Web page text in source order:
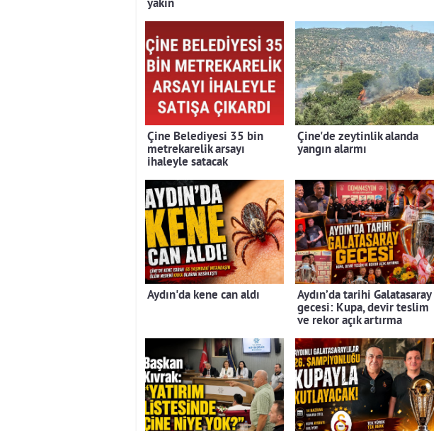
yakın
Çine Belediyesi 35 bin
metrekarelik arsayı
ihaleyle satacak
Çine'de zeytinlik alanda
yangın alarmı
Aydın'da kene can aldı
Aydın’da tarihi Galatasaray
gecesi: Kupa, devir teslim
ve rekor açık artırma